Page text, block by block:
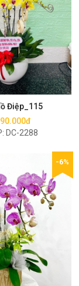
Điệp_115
DC-2288
ngay
-6%